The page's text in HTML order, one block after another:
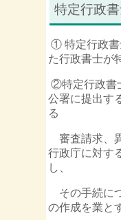
特定行政
① 特定行政書
た行政書士が
②特定行政書
公署に提出す
る
審査請求、
行政庁に対す
し、
その手続に
の作成を業と